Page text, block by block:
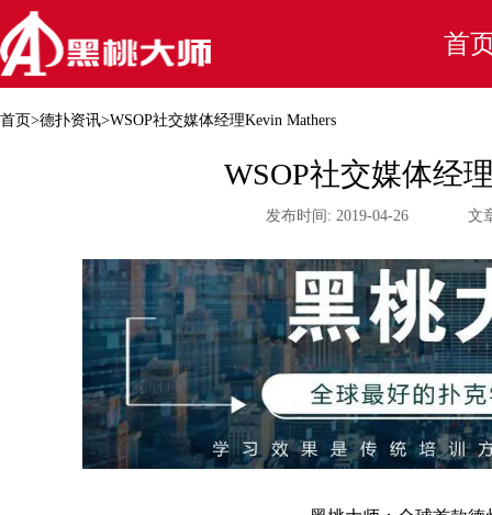
首
首页>德扑资讯>WSOP社交媒体经理Kevin Mathers
WSOP社交媒体经
发布时间: 2019-04-26 文